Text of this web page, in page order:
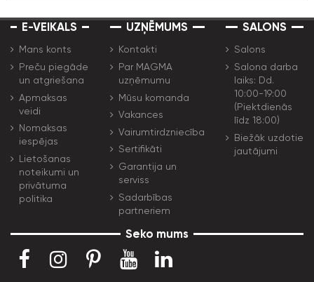
E-VEIKALS
Mans konts
Preču piegāde
un atgriešana
Apmaksas
veidi
Nomaksas
iespējas
Lietošanas
noteikumi un
privātuma
politika
UZŅĒMUMS
Kontakti
Par MAGMA
uzņēmumu
Mūsu komanda
Vakances
Vairumtirdzniecība
Sertifikāti
Garantija un
serviss
Sadarbības
partneriem
SALONS
Salons
Salona darba
laiks: Dd.
10:00-19:00
(Piektdienās
līdz 18:00)
Biežāk uzdotie
jautājumi
Seko mums